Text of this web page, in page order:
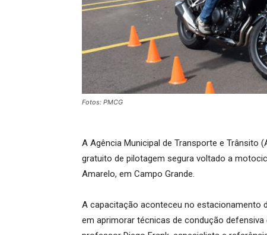
Fotos: PMCG
A Agência Municipal de Transporte e Trânsito
gratuito de pilotagem segura voltado a
Amarelo, em Campo Grande.
A capacitação aconteceu no estacionamento
em aprimorar técnicas de condução